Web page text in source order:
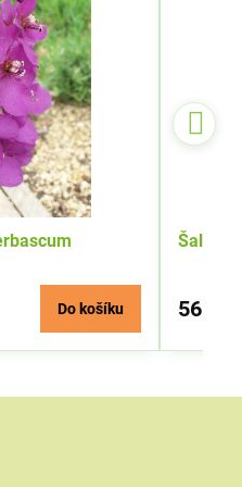
Do košíku
Šalvěj
56 Kč